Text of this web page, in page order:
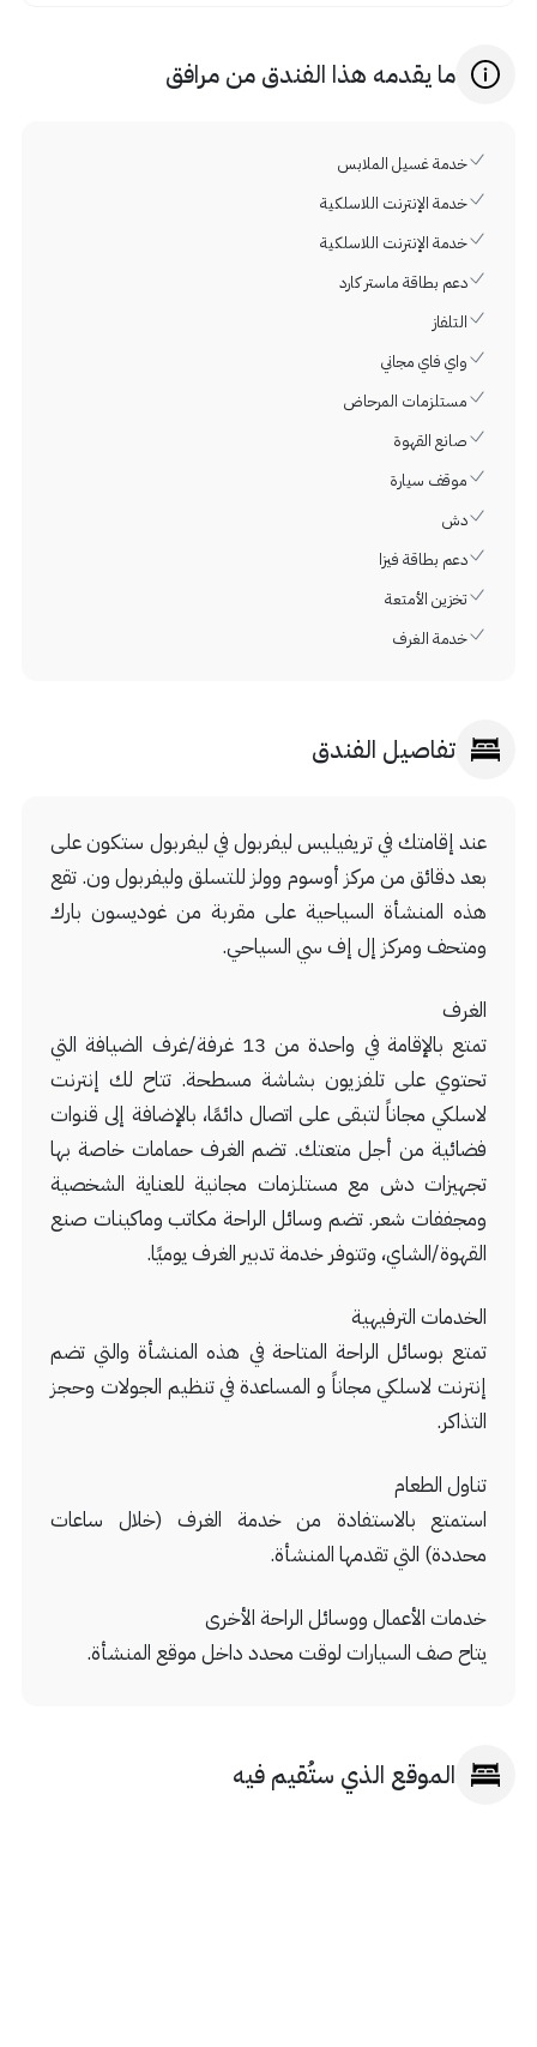
ما يقدمه هذا الفندق من مرافق
خدمة غسيل الملابس
خدمة الإنترنت اللاسلكية
خدمة الإنترنت اللاسلكية
دعم بطاقة ماستر كارد
التلفاز
واي فاي مجاني
مستلزمات المرحاض
صانع القهوة
موقف سيارة
دش
دعم بطاقة فيزا
تخزين الأمتعة
خدمة الغرف
تفاصيل الفندق
عند إقامتك في تريفيليس ليفربول في ليفربول ستكون على
بعد دقائق من مركز أوسوم وولز للتسلق وليفربول ون. تقع
هذه المنشأة السياحية على مقربة من غوديسون بارك
ومتحف ومركز إل إف سي السياحي.
الغرف
تمتع بالإقامة في واحدة من 13 غرفة/غرف الضيافة التي
تحتوي على تلفزيون بشاشة مسطحة. تتاح لك إنترنت
لاسلكي مجاناً لتبقى على اتصال دائمًا، بالإضافة إلى قنوات
فضائية من أجل متعتك. تضم الغرف حمامات خاصة بها
تجهيزات دش مع مستلزمات مجانية للعناية الشخصية
ومجففات شعر. تضم وسائل الراحة مكاتب وماكينات صنع
القهوة/الشاي، وتتوفر خدمة تدبير الغرف يوميًا.
الخدمات الترفيهية
تمتع بوسائل الراحة المتاحة في هذه المنشأة والتي تضم
إنترنت لاسلكي مجاناً و المساعدة في تنظيم الجولات وحجز
التذاكر.
تناول الطعام
استمتع بالاستفادة من خدمة الغرف (خلال ساعات
محددة) التي تقدمها المنشأة.
خدمات الأعمال ووسائل الراحة الأخرى
يتاح صف السيارات لوقت محدد داخل موقع المنشأة.
الموقع الذي ستُقيم فيه